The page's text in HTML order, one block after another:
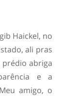
Haickel, no
ali pras
prédio abriga
e a
amigo, o